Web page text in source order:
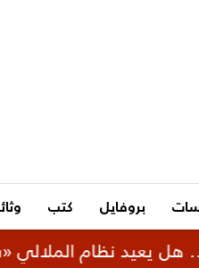
بروفايل كتب
الملالي «شرطة